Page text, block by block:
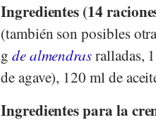
Ingredientes (14
(también son posibles
g de almendrasralladas,
de agave), 120 ml de
Ingredientes para la